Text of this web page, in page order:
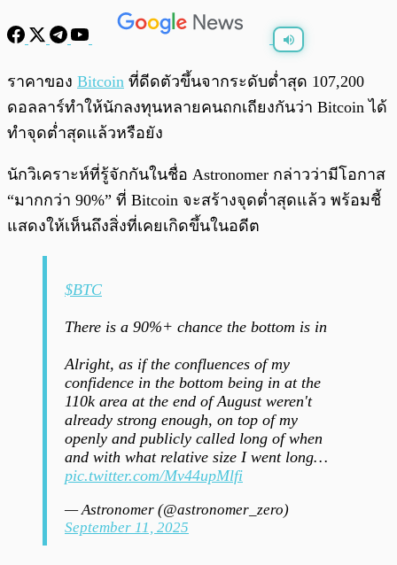
ราคาของ Bitcoin ที่ดีดตัวขึ้นจากระดับต่ำสุด 107,200
ดอลลาร์ทำให้นักลงทุนหลายคนถกเถียงกันว่า Bitcoin ได้
ทำจุดต่ำสุดแล้วหรือยัง
นักวิเคราะห์ที่รู้จักกันในชื่อ Astronomer กล่าวว่ามีโอกาส
“มากกว่า 90%” ที่ Bitcoin จะสร้างจุดต่ำสุดแล้ว พร้อมชี้
แสดงให้เห็นถึงสิ่งที่เคยเกิดขึ้นในอดีต
$BTC
There is a 90%+ chance the bottom is in
Alright, as if the confluences of my
confidence in the bottom being in at the
110k area at the end of August weren't
already strong enough, on top of my
openly and publicly called long of when
and with what relative size I went long…
pic.twitter.com/Mv44upMlfi
— Astronomer (@astronomer_zero)
September 11, 2025